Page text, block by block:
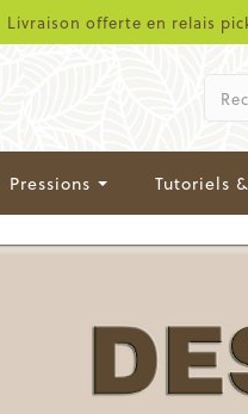
Livraison offerte en relais
Pressions Tutoriels